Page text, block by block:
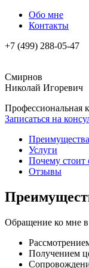
Обо мне
Контакты
+7 (499) 288-05-47
Смирнов
Николай Игоревич
Профессиональная
Записаться на
Преимущества
Услуги
Почему стоит
Отзывы
Обращение ко мне в
Получением